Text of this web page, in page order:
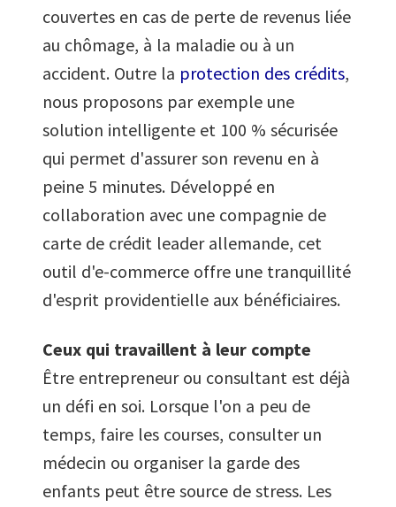
couvertes en cas de perte de revenus liée
au chômage, à la maladie ou à un
accident. Outre la protection des crédits,
nous proposons par exemple une
solution intelligente et 100 % sécurisée
qui permet d'assurer son revenu en à
peine 5 minutes. Développé en
collaboration avec une compagnie de
carte de crédit leader allemande, cet
outil d'e-commerce offre une tranquillité
d'esprit providentielle aux bénéficiaires.
Ceux qui travaillent à leur compte
Être entrepreneur ou consultant est déjà
un défi en soi. Lorsque l'on a peu de
temps, faire les courses, consulter un
médecin ou organiser la garde des
enfants peut être source de stress. Les